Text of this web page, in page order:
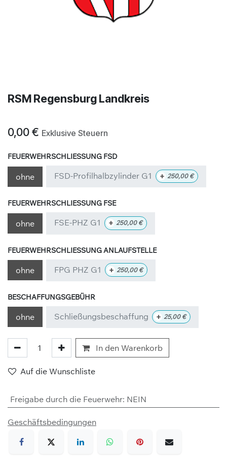
RSM Regensburg Landkreis
0,00€ Exklusive Steuern
FEUERWEHRSCHLIESSUNG FSD
ohne FSD-Profilhalbzylinder G1 + 250,00€
FEUERWEHRSCHLIESSUNG FSE
ohne FSE-PHZ G1 + 250,00€
FEUERWEHRSCHLIESSUNG ANLAUFSTELLE
ohne FPG PHZ G1 + 250,00€
BESCHAFFUNGSGEBÜHR
ohne Schließungsbeschaffung + 25,00€
In den Warenkorb
Auf die Wunschliste
Freigabe durch die Feuerwehr: NEIN
Geschäftsbedingungen